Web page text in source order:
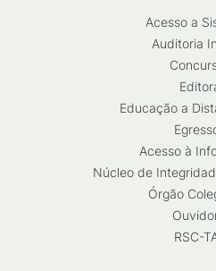
Acesso a
Auditoria
Educação a
Acesso à
Núcleo de
Órgão
RSC-